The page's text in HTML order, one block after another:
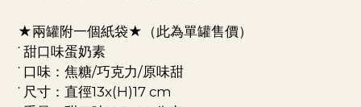
★兩罐附一個紙袋★（此為單罐售價）
˙ 甜口味蛋奶素
˙ 口味：焦糖/巧克力/原味甜
˙ 尺寸：直徑13x(H)17 cm